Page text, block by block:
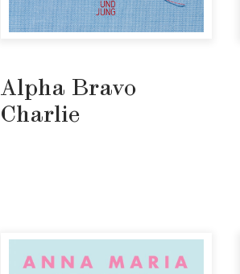
Alpha Bravo
Charlie